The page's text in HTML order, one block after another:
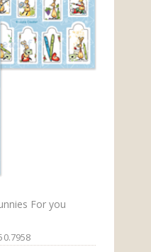
For you